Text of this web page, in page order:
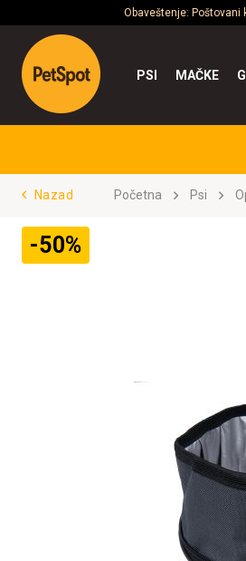
Obaveštenje:
PSI MAČKE
Nazad Početna Psi
-50%